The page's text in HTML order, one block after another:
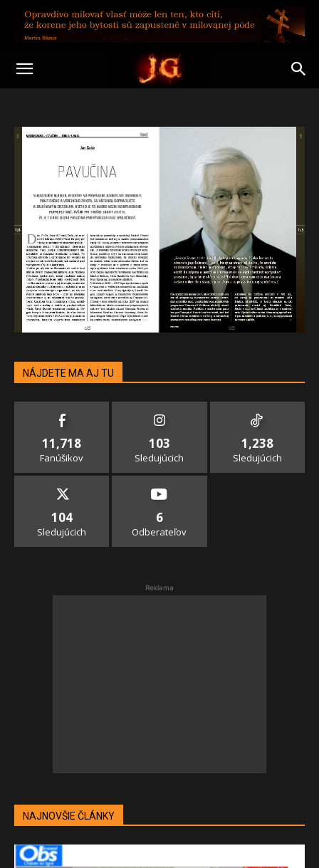
NÁJDETE MA AJ TU
11,718
Fanúšikov
103
Sledujúcich
1,238
Sledujúcich
104
Sledujúcich
6
Odberateľov
Reklama
NAJNOVŠIE ČLÁNKY